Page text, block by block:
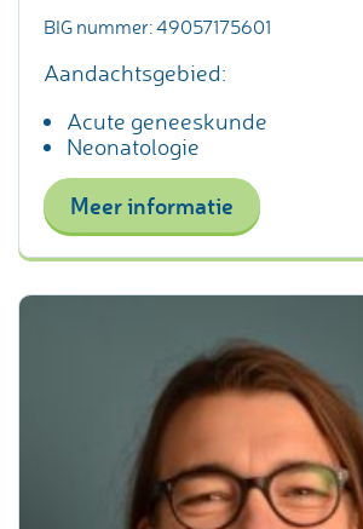
BIG nummer: 49057175601
Aandachtsgebied:
Acute geneeskunde
Neonatologie
Meer informatie